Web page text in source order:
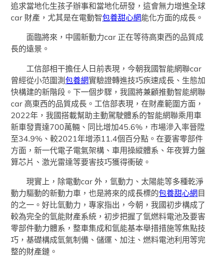
追求當地化生孩子辦事和當地化研發，這會無力增進全球
car 財產，尤其是在電動智包養甜心網能化方面的成長。
面臨將來，中國新動力car 正在等待高東西的品質成
長的遠景。
工信部相干擔任人日前表現，今朝我國智能網聯car
曾經從小范圍測包養網實驗證轉進技巧疾速成長、生態加
快構建的新階段。下一個步驟，我國將兼顧推動智能網聯
car 高東西的品質成長。工信部表現，在財產範圍方面，
2022年，我國搭載幫助主動駕駛體系的智能網聯乘用車
新車發賣達700萬輛、同比增加45.6%，市場滲入率晉陞
至34.9%、較2021年增添11.4個百分點。在要害零部件
方面，新一代電子電氣架構、車用操縱體系、年夜算力盤
算芯片、激光雷達等要害技巧獲得衝破。
現實上，除電動car 外，氫動力、太陽能等多種乾淨
動力驅動的新動力車，也是將來的成長標的包養甜心網目
的之一。好比氫動力，專家指出，今朝，我國初步構成了
較為完全的氫能財產系統，初步把握了氫燃料電池及要害
零部件動力體系，整車集成和氫能基本舉措措施等焦點技
巧，基礎構成氫氣制備、儲運、加注、燃料電池利用等完
整的財產鏈。